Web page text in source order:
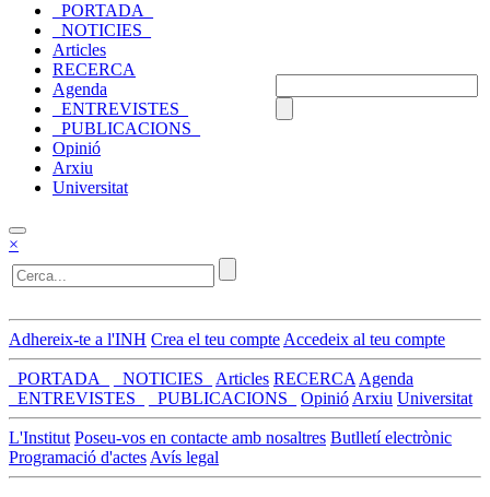
_PORTADA_
_NOTICIES_
Articles
RECERCA
Agenda
_ENTREVISTES_
_PUBLICACIONS_
Opinió
Arxiu
Universitat
×
Adhereix-te a l'INH Crea el teu compte Accedeix al teu compte
_PORTADA_ _NOTICIES_ Articles RECERCA Agenda
_ENTREVISTES_
_PUBLICACIONS_ Opinió Arxiu Universitat
L'Institut Poseu-vos en contacte amb nosaltres Butlletí electrònic
Programació d'actes Avís legal